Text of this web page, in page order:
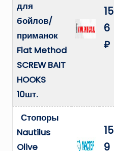
для
бойлов/
приманок
Flat Method
SCREW BAIT
HOOKS
10шт.
15
6
₽
Стопоры
Nautilus
Olive
15
9